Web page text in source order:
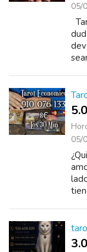
05/
05/